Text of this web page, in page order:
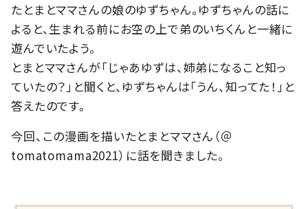
たとまとママさんの娘のゆずちゃん。ゆずちゃんの話に
よると、生まれる前にお空の上で弟のいちくんと一緒に
遊んでいたよう。
とまとママさんが「じゃあゆずは、姉弟になること知っ
ていたの？」と聞くと、ゆずちゃんは「うん、知ってた！」と
答えたのです。
今回、この漫画を描いたとまとママさん（＠
tomatomama2021）に話を聞きました。